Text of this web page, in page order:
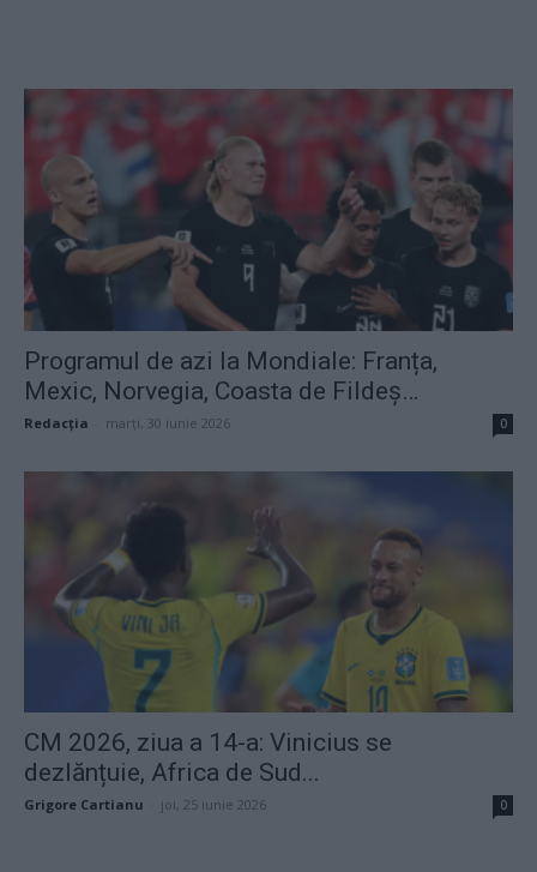
Programul de azi la Mondiale: Franța,
Mexic, Norvegia, Coasta de Fildeș…
Redacţia marți, 30 iunie 2026 0
CM 2026, ziua a 14-a: Vinicius se
dezlănțuie, Africa de Sud...
Grigore Cartianu joi, 25 iunie 2026 0